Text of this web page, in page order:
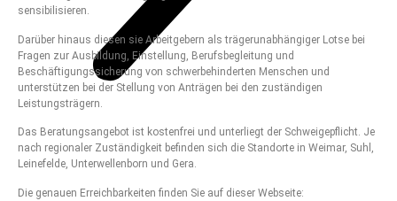
sensibilisieren.
Darüber hinaus diesen sie Arbeitgebern als trägerunabhängiger Lotse bei
Fragen zur Ausbildung, Einstellung, Berufsbegleitung und
Beschäftigungssicherung von schwerbehinderten Menschen und
unterstützen bei der Stellung von Anträgen bei den zuständigen
Leistungsträgern.
Das Beratungsangebot ist kostenfrei und unterliegt der Schweigepflicht. Je
nach regionaler Zuständigkeit befinden sich die Standorte in Weimar, Suhl,
Leinefelde, Unterwellenborn und Gera.
Die genauen Erreichbarkeiten finden Sie auf dieser Webseite: